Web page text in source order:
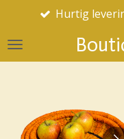
Spring
hovedindhold
Hurtig